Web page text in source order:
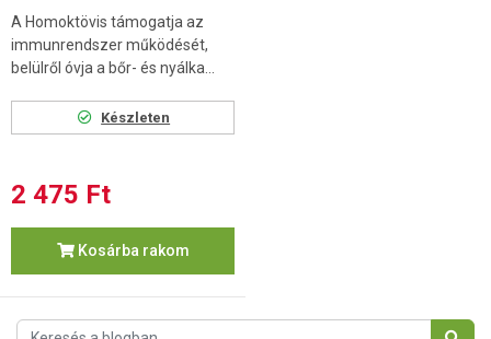
A Homoktövis támogatja az
immunrendszer működését,
belülről óvja a bőr- és nyálka...
Készleten
2 475 Ft
Kosárba rakom